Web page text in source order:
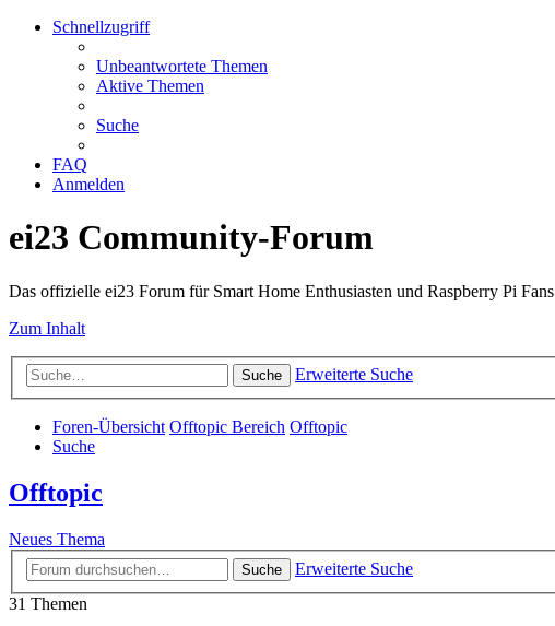
Schnellzugriff
Unbeantwortete Themen
Aktive Themen
Suche
FAQ
Anmelden
ei23 Community-Forum
Das offizielle ei23 Forum für Smart Home Enthusiasten und Raspberry Pi Fans
Zum Inhalt
Suche Erweiterte Suche
Foren-Übersicht Offtopic Bereich Offtopic
Suche
Offtopic
Neues Thema
Suche
Erweiterte Suche
31 Themen